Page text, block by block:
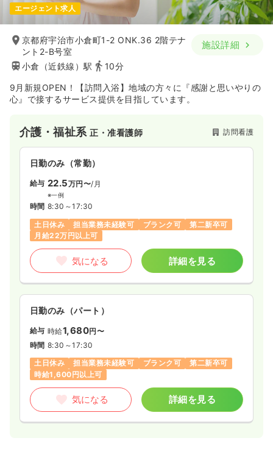
エージェント求人
京都府宇治市小倉町1-2 ONK.36 2階テナ
ント2-B号室
小倉（近鉄線）駅
10分
施設詳細
9月新規OPEN！【訪問入浴】地域の方々に『感謝と思いやりの
心』で接するサービス提供を目指しています。
介護・福祉系正・准看護師 訪問看護
日勤のみ（常勤）
給与 22.5万円〜/月
※一例
時間 8:30～17:30
土日休み
担当業務未経験可 ブランク可
第二新卒可
月給22万円以上可
気になる 詳細を見る
日勤のみ（パート）
給与 時給1,680円〜
時間 8:30～17:30
土日休み
担当業務未経験可 ブランク可
第二新卒可
時給1,600円以上可
気になる 詳細を見る